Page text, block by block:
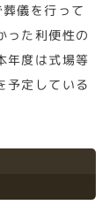
儀を行って
った利便性の
年度は式場等
予定している